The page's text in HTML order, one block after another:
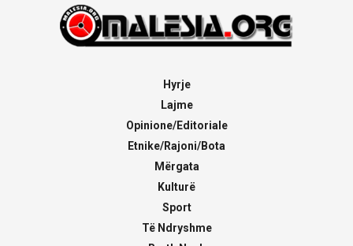
Hyrje
Lajme
Opinione/Editoriale
Etnike/Rajoni/Bota
Mërgata
Kulturë
Sport
Të Ndryshme